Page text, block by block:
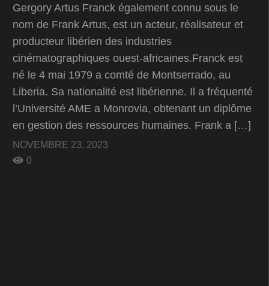
Gergory Artus Franck également connu sous le
nom de Frank Artus, est un acteur, réalisateur et
producteur libérien des industries
cinématographiques ouest-africaines.Franck est
né le 4 mai 1979 a comté de Montserrado, au
Liberia. Sa nationalité est libérienne. Il a fréquenté
l’Université AME a Monrovia, obtenant un diplôme
en gestion des ressources humaines. Frank a […]
NOVEMBRE 23, 2023
0